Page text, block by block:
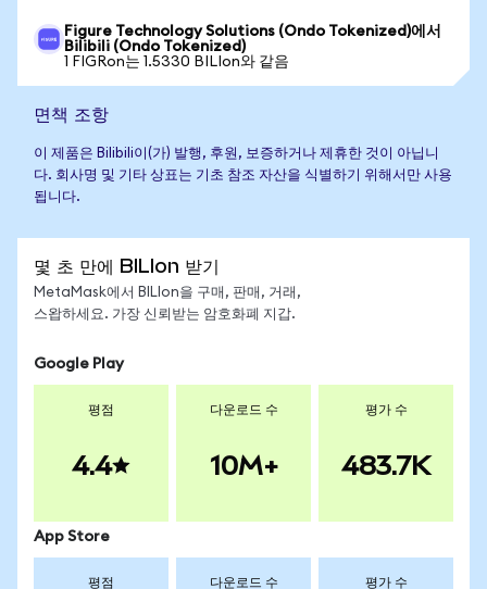
Figure Technology Solutions (Ondo Tokenized)에서
Bilibili (Ondo Tokenized)
1 FIGRon는 1.5330 BILIon와 같음
면책 조항
이 제품은 Bilibili이(가) 발행, 후원, 보증하거나 제휴한 것이 아닙니
다. 회사명 및 기타 상표는 기초 참조 자산을 식별하기 위해서만 사용
됩니다.
몇 초 만에 BILIon 받기
MetaMask에서 BILIon을 구매, 판매, 거래,
스왑하세요. 가장 신뢰받는 암호화폐 지갑.
Google Play
평점
4.4
다운로드 수
10M+
평가 수
483.7K
App Store
평점 다운로드 수 평가 수